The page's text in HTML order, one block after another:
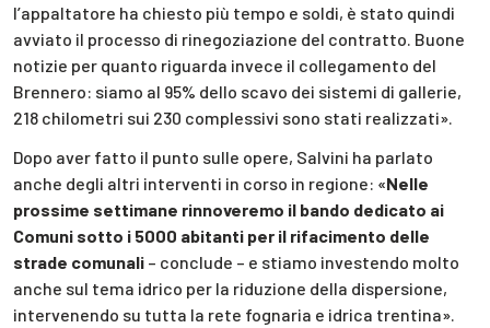
l’appaltatore ha chiesto più tempo e soldi, è stato quindi
avviato il processo di rinegoziazione del contratto. Buone
notizie per quanto riguarda invece il collegamento del
Brennero: siamo al 95% dello scavo dei sistemi di gallerie,
218 chilometri sui 230 complessivi sono stati realizzati».
Dopo aver fatto il punto sulle opere, Salvini ha parlato
anche degli altri interventi in corso in regione: «Nelle
prossime settimane rinnoveremo il bando dedicato ai
Comuni sotto i 5000 abitanti per il rifacimento delle
strade comunali – conclude – e stiamo investendo molto
anche sul tema idrico per la riduzione della dispersione,
intervenendo su tutta la rete fognaria e idrica trentina».